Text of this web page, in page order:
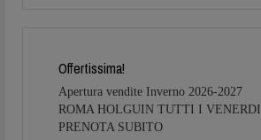
Offertissima!
Apertura vendite Inverno 2026-2027
ROMA HOLGUIN TUTTI I VENERDI
PRENOTA SUBITO